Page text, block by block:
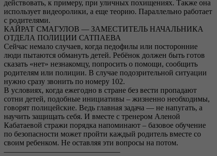
действовать, к примеру, при уличных похищениях. Также она
использует видеоролики, а еще теорию. Параллельно работает
с родителями.
КАЙРАТ СМАГУЛОВ — ЗАМЕСТИТЕЛЬ НАЧАЛЬНИКА
ОТДЕЛА ПОЛИЦИИ САТПАЕВА
Сейчас немало случаев, когда педофилы или посторонние
люди пытаются обмануть детей. Ребёнок должен быть готов
сказать «нет» незнакомцу, попросить о помощи, сообщить
родителям или полиции. В случае подозрительной ситуации
нужно сразу звонить по номеру 102.
В условиях, когда ежегодно в стране без вести пропадают
сотни детей, подобные инициативы – жизненно необходимы,
говорят полицейские. Ведь главная задача — не напугать, а
научить защищать себя. И вместе с тренером Аленой
Кабатаевой стражи порядка напоминают – базовое обучение
по безопасности может пройти каждый родитель вместе со
своим ребенком. Не оставляя эти вопросы на потом.
———————————————